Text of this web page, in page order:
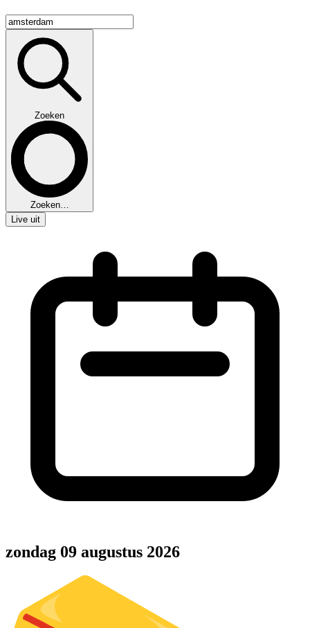
Zoeken
Zoeken…
Live uit
zondag 09 augustus 2026